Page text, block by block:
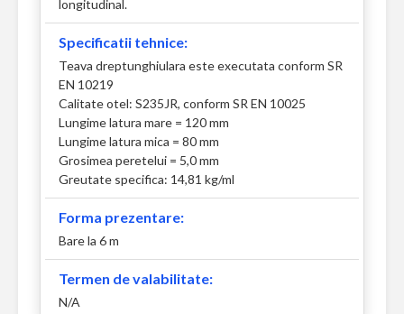
longitudinal.
Specificatii tehnice:
Teava dreptunghiulara este executata conform SR
EN 10219
Calitate otel: S235JR, conform SR EN 10025
Lungime latura mare = 120 mm
Lungime latura mica = 80 mm
Grosimea peretelui = 5,0 mm
Greutate specifica: 14,81 kg/ml
Forma prezentare:
Bare la 6 m
Termen de valabilitate:
N/A